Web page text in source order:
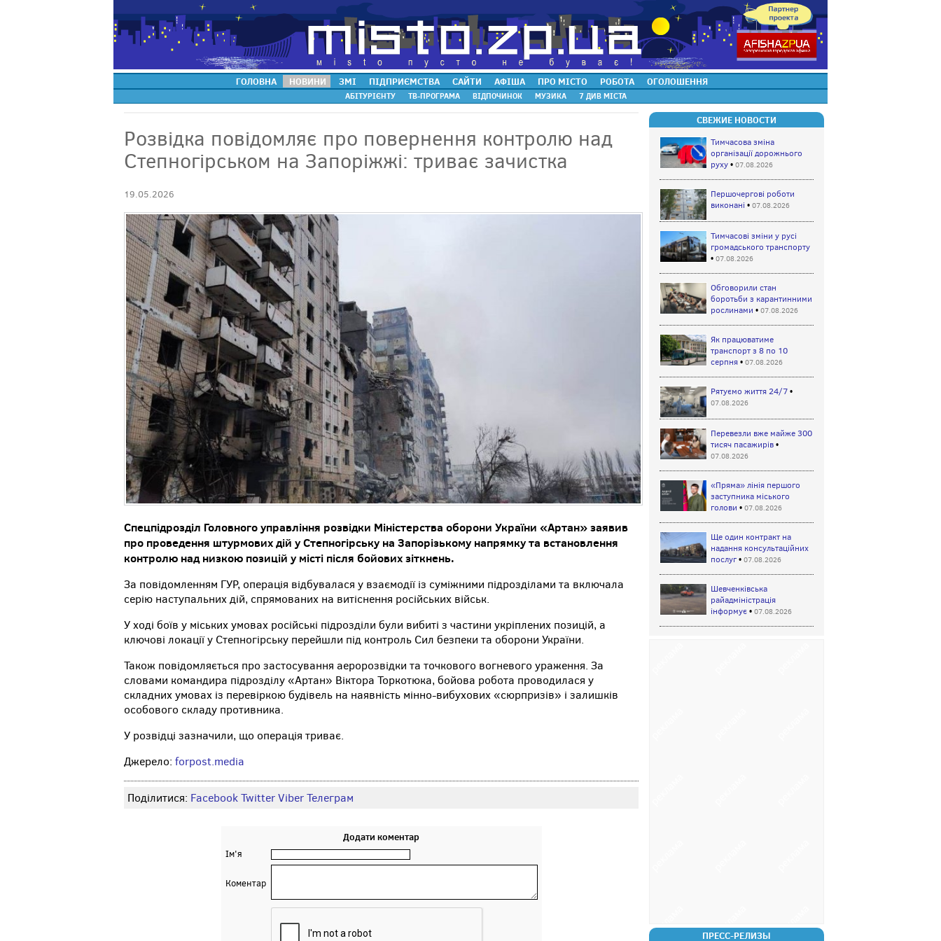
ГОЛОВНА НОВИНИ ЗМІ ПІДПРИЄМСТВА САЙТИ АФІША ПРО МІСТО РОБОТА ОГОЛОШЕННЯ
АБІТУРІЄНТУ ТВ-ПРОГРАМА ВІДПОЧИНОК МУЗИКА 7 ДИВ МІСТА
Розвідка повідомляє про повернення контролю над
Степногірськом на Запоріжжі: триває зачистка
19.05.2026
Спецпідрозділ Головного управління розвідки Міністерства оборони України «Артан» заявив
про проведення штурмових дій у Степногірську на Запорізькому напрямку та встановлення
контролю над низкою позицій у місті після бойових зіткнень.
За повідомленням ГУР, операція відбувалася у взаємодії із суміжними підрозділами та включала
серію наступальних дій, спрямованих на витіснення російських військ.
У ході боїв у міських умовах російські підрозділи були вибиті з частини укріплених позицій, а
ключові локації у Степногірську перейшли під контроль Сил безпеки та оборони України.
Також повідомляється про застосування аеророзвідки та точкового вогневого ураження. За
словами командира підрозділу «Артан» Віктора Торкотюка, бойова робота проводилася у
складних умовах із перевіркою будівель на наявність мінно-вибухових «сюрпризів» і залишків
особового складу противника.
У розвідці зазначили, що операція триває.
Джерело: forpost.media
Поділитися: FacebookTwitterViberТелеграм
Додати коментар
Ім'я
Коментар
СВЕЖИЕ НОВОСТИ
Тимчасова зміна
організації дорожнього
руху• 07.08.2026
Першочергові роботи
виконані • 07.08.2026
Тимчасові зміни у русі
громадського транспорту
• 07.08.2026
Обговорили стан
боротьби з карантинними
рослинами • 07.08.2026
Як працюватиме
транспорт з 8 по 10
серпня• 07.08.2026
Рятуємо життя 24/7•
07.08.2026
Перевезли вже майже 300
тисяч пасажирів•
07.08.2026
«Пряма» лінія першого
заступника міського
голови • 07.08.2026
Ще один контракт на
надання консультаційних
послуг• 07.08.2026
Шевченківська
райадміністрація
інформує• 07.08.2026
ПРЕСС-РЕЛИЗЫ